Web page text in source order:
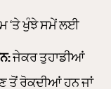
‘ਤੇ ਖੁੰਝੇ ਸਮੇਂ ਲਈ
ਜੇਕਰ ਤੁਹਾਡੀਆਂ
ਤੋਂ ਰੋਕਦੀਆਂ ਹਨ ਜਾਂ